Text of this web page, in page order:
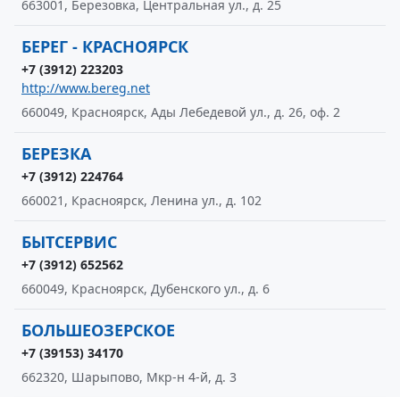
663001, Березовка, Центральная ул., д. 25
БЕРЕГ - КРАСНОЯРСК
+7 (3912) 223203
http://www.bereg.net
660049, Красноярск, Ады Лебедевой ул., д. 26, оф. 2
БЕРЕЗКА
+7 (3912) 224764
660021, Красноярск, Ленина ул., д. 102
БЫТСЕРВИС
+7 (3912) 652562
660049, Красноярск, Дубенского ул., д. 6
БОЛЬШЕОЗЕРСКОЕ
+7 (39153) 34170
662320, Шарыпово, Мкр-н 4-й, д. 3